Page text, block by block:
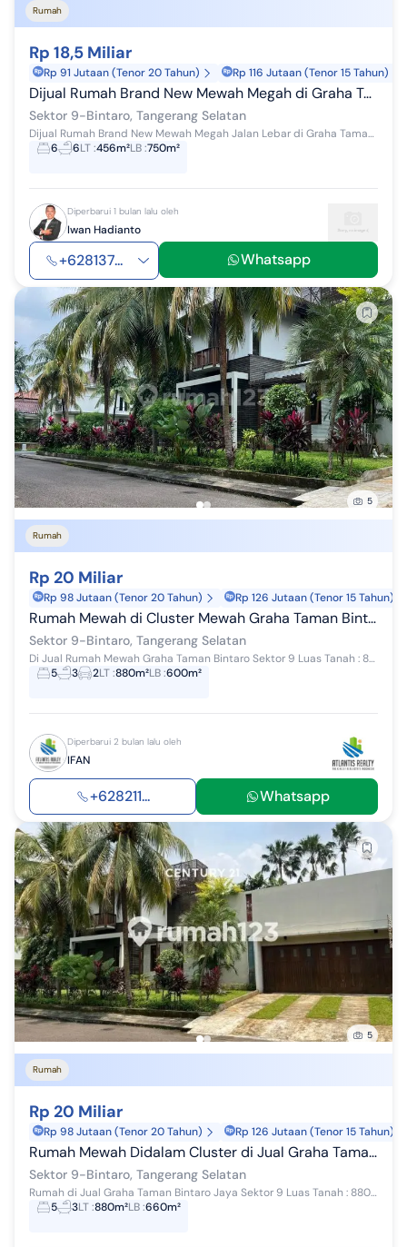
Rumah
Rp 18,5 Miliar
Rp 91 Jutaan (Tenor 20 Tahun) Rp 116 Jutaan (Tenor 15 Tahun)
Dijual Rumah Brand New Mewah Megah di Graha Taman Bintaro
Sektor 9-Bintaro, Tangerang Selatan
Dijual Rumah Brand New Mewah Megah Jalan Lebar di Graha Taman Bintaro Jaya Sektor 9 Luas tanah : 456 Luas bangunan : 750 Kamar Tidur : 6+4 Ka...
6
6LT:456m²LB:750m²
Diperbarui 1 bulan lalu oleh
Iwan Hadianto
+628137... Whatsapp
5
Rumah
Rp 20 Miliar
Rp 98 Jutaan (Tenor 20 Tahun) Rp 126 Jutaan (Tenor 15 Tahun)
Rumah Mewah di Cluster Mewah Graha Taman Bintaro Sektor 9
Sektor 9-Bintaro, Tangerang Selatan
Di Jual Rumah Mewah Graha Taman Bintaro Sektor 9 Luas Tanah : 880m2 Luas Bangunan : 600m2 Kamar Tidur : 5+1 Kamar Mandi : 3+1 Garasi : 2 Mobil C...
5
3 2LT:880m²LB:600m²
Diperbarui 2 bulan lalu oleh
IFAN
+628211... Whatsapp
5
Rumah
Rp 20 Miliar
Rp 98 Jutaan (Tenor 20 Tahun) Rp 126 Jutaan (Tenor 15 Tahun)
Rumah Mewah Didalam Cluster di Jual Graha Taman Bintaro
Sektor 9-Bintaro, Tangerang Selatan
Rumah di Jual Graha Taman Bintaro Jaya Sektor 9 Luas Tanah : 880m2 Luas Bangunan : 600m2 Kamar Tidur : 5+1 Kamar Mandi : 3+1 Garasi : 2 Mobil Car...
5
3LT:880m²LB:660m²